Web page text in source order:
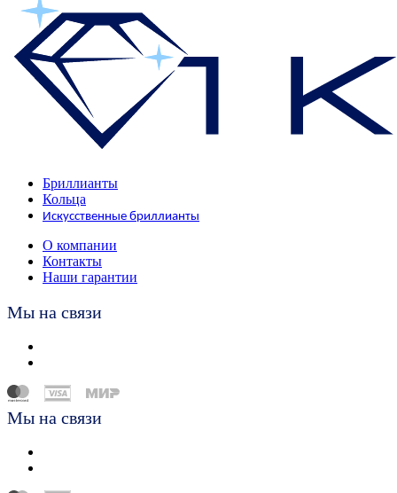
Бриллианты
Кольца
Искусственные бриллианты
О компании
Контакты
Наши гарантии
Мы на связи
Мы на связи